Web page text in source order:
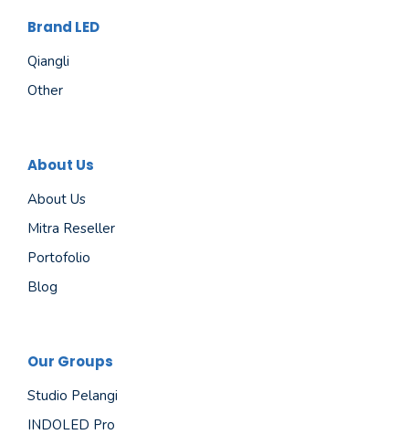
Brand LED
Qiangli
Other
About Us
About Us
Mitra Reseller
Portofolio
Blog
Our Groups
Studio Pelangi
INDOLED Pro